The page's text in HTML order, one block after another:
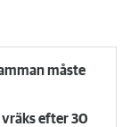
måste
vräks efter 30